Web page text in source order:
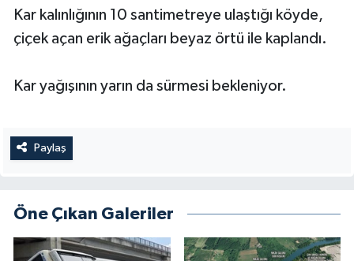
Kar kalınlığının 10 santimetreye ulaştığı köyde,
çiçek açan erik ağaçları beyaz örtü ile kaplandı.
Kar yağışının yarın da sürmesi bekleniyor.
Paylaş
Öne Çıkan Galeriler